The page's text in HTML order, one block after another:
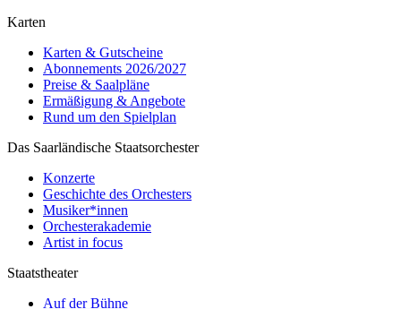
Karten
Karten & Gutscheine
Abonnements 2026/2027
Preise & Saalpläne
Ermäßigung & Angebote
Rund um den Spielplan
Das Saarländische Staatsorchester
Konzerte
Geschichte des Orchesters
Musiker*innen
Orchesterakademie
Artist in focus
Staatstheater
Auf der Bühne